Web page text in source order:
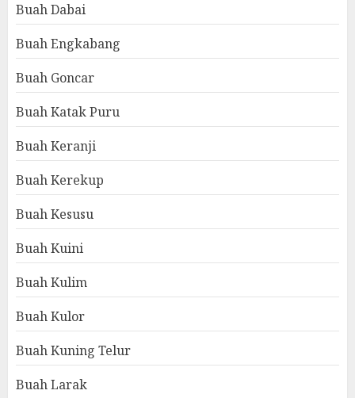
Buah Dabai
Buah Engkabang
Buah Goncar
Buah Katak Puru
Buah Keranji
Buah Kerekup
Buah Kesusu
Buah Kuini
Buah Kulim
Buah Kulor
Buah Kuning Telur
Buah Larak